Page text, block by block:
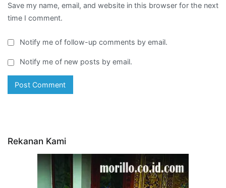
Save my name, email, and website in this browser for the next
time I comment.
Notify me of follow-up comments by email.
Notify me of new posts by email.
Rekanan Kami